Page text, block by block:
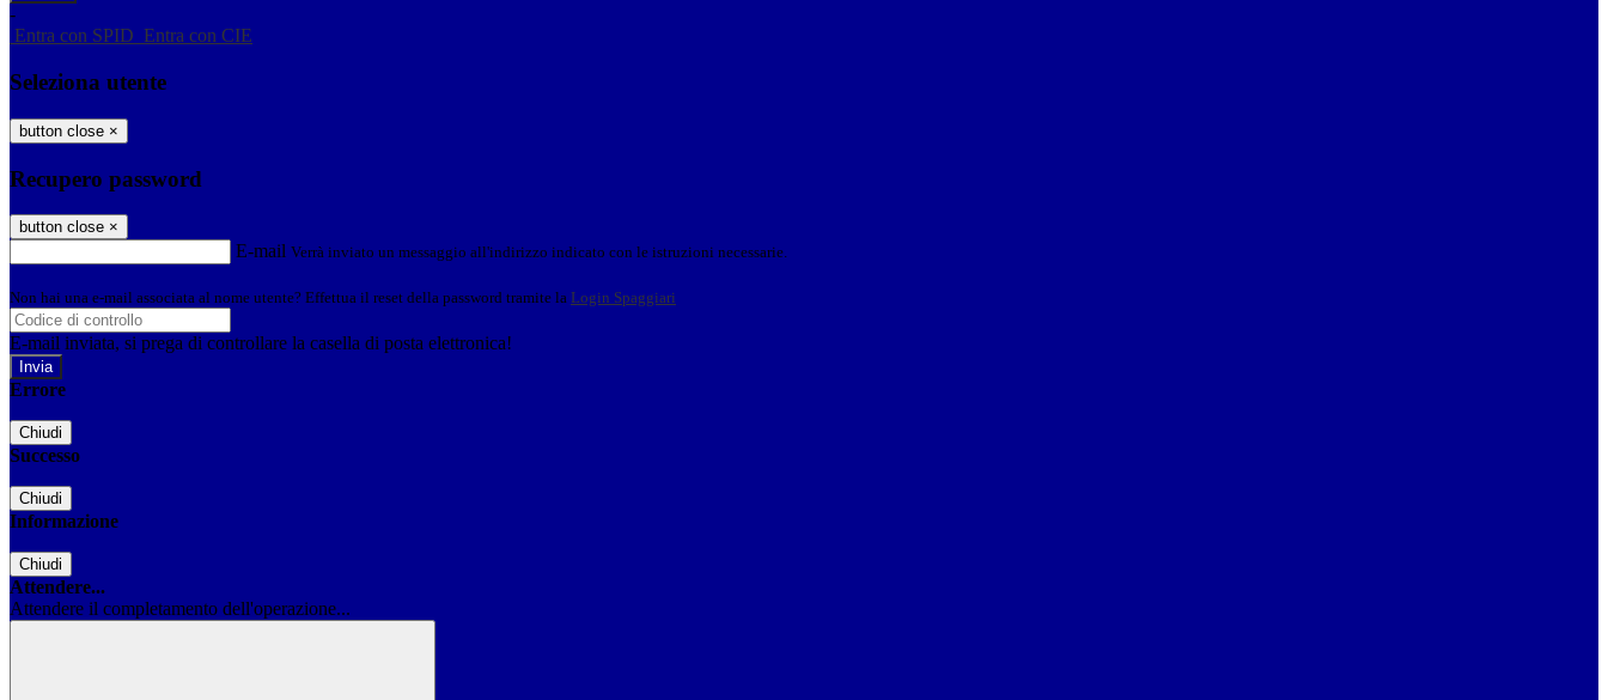
-
Entra con SPID Entra con CIE
Seleziona utente
button close ×
Recupero password
button close ×
E-mail Verrà inviato un messaggio all'indirizzo indicato con le istruzioni necessarie.
Non hai una e-mail associata al nome utente? Effettua il reset della password tramite la Login Spaggiari
E-mail inviata, si prega di controllare la casella di posta elettronica!
Errore
Chiudi
Successo
Chiudi
Informazione
Chiudi
Attendere...
Attendere il completamento dell'operazione...